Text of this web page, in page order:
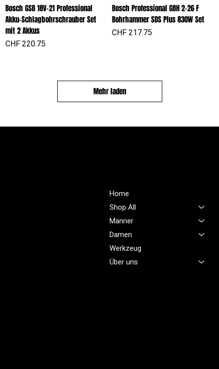
Bosch GSB 18V-21 Professional
Akku-Schlagbohrschrauber Set
mit 2 Akkus
Preis
CHF 220.75
Bosch Professional GBH 2-26 F
Bohrhammer SDS Plus 830W Set
Preis
CHF 217.75
Mehr laden
Home
Shop All
Männer
Damen
Werkzeug
Über uns